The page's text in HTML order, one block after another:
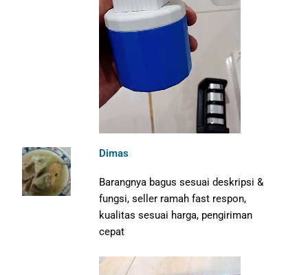
Dimas
Barangnya bagus sesuai deskripsi &
fungsi, seller ramah fast respon,
kualitas sesuai harga, pengiriman
cepat